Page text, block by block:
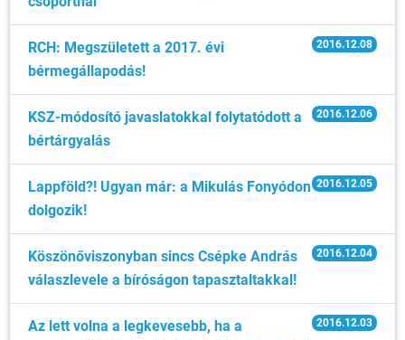
2016.12.08
RCH: Megszületett a 2017. évi
bérmegállapodás!
2016.12.06
KSZ-módosító javaslatokkal folytatódott a
bértárgyalás
2016.12.05
Lappföld?! Ugyan már: a Mikulás Fonyódon
dolgozik!
2016.12.04
Köszönőviszonyban sincs Csépke András
válaszlevele a bíróságon tapasztaltakkal!
2016.12.03
Az lett volna a legkevesebb, ha a